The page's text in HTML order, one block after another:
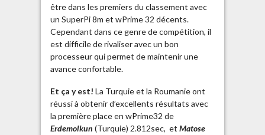
être dans les premiers du classement avec
un SuperPi 8m et wPrime 32 décents.
Cependant dans ce genre de compétition, il
est difficile de rivaliser avec un bon
processeur qui permet de maintenir une
avance confortable.
Et ça y est! La Turquie et la Roumanie ont
réussi à obtenir d’excellents résultats avec
la première place en wPrime32 de
Erdemolkun (Turquie) 2.812sec, et Matose